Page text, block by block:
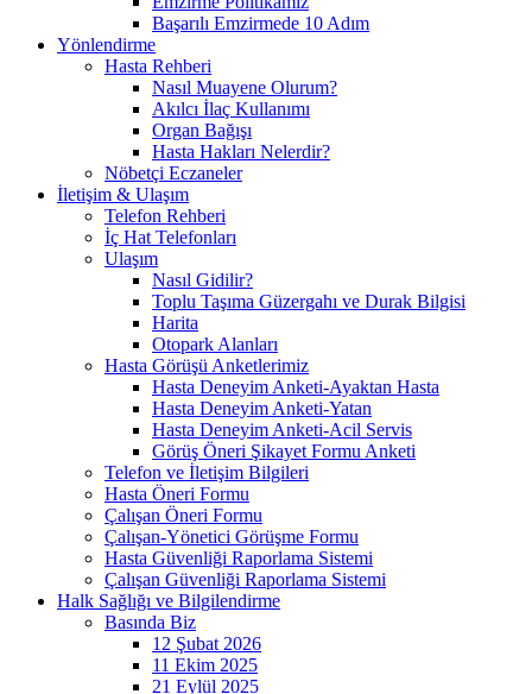
Başarılı Emzirmede 10 Adım
Yönlendirme
Hasta Rehberi
Nasıl Muayene Olurum?
Akılcı İlaç Kullanımı
Organ Bağışı
Hasta Hakları Nelerdir?
Nöbetçi Eczaneler
İletişim & Ulaşım
Telefon Rehberi
İç Hat Telefonları
Ulaşım
Nasıl Gidilir?
Toplu Taşıma Güzergahı ve Durak Bilgisi
Harita
Otopark Alanları
Hasta Görüşü Anketlerimiz
Hasta Deneyim Anketi-Ayaktan Hasta
Hasta Deneyim Anketi-Yatan
Hasta Deneyim Anketi-Acil Servis
Görüş Öneri Şikayet Formu Anketi
Telefon ve İletişim Bilgileri
Hasta Öneri Formu
Çalışan Öneri Formu
Çalışan-Yönetici Görüşme Formu
Hasta Güvenliği Raporlama Sistemi
Çalışan Güvenliği Raporlama Sistemi
Halk Sağlığı ve Bilgilendirme
Basında Biz
12 Şubat 2026
11 Ekim 2025
21 Eylül 2025